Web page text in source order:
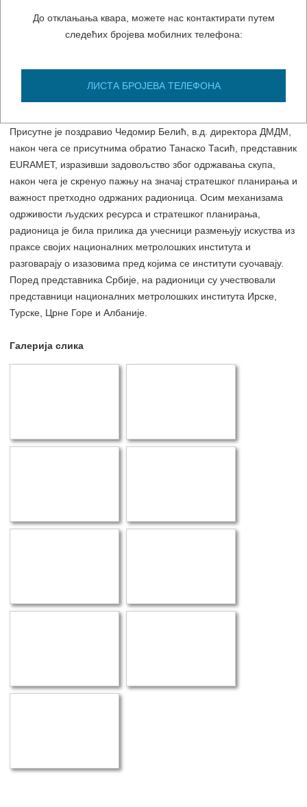
Одржавање стратегије националног
метролошког института“
домаћин радионице коју је органозовао EURAMET - Европско
Присутне је поздравио Чедомир Белић, в.д. директора ДМДМ,
након чега се присутнима обратио Танаско Тасић, представник
EURAMET, изразивши задовољство због одржавања скупа,
након чега је скренуо пажњу на значај стратешког планирања и
важност претходно одржаних радионица. Осим механизама
одрживости људских ресурса и стратешког планирања,
радионица је била прилика да учесници размењују искуства из
праксе својих националних метролошких института и
разговарају о изазовима пред којима се институти суочавају.
Поред представника Србије, на радионици су учествовали
представници националних метролошких института Ирске,
Турске, Црне Горе и Албаније.
Галерија слика
До отклањања квара, можете нас контактирати путем
следећих бројева мобилних телефона:
ЛИСТА БРОЈЕВА ТЕЛЕФОНА